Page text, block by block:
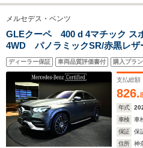
メルセデス・ベンツ
GLEクーペ 400 d 4マチック ス
4WD パノラミックSR/赤黒レザ
正ドラレコ前後付き
ディーラー保証 車両品質評価書付 購入プラ
支払総額
826.
年式
車検
車
保証
保
住所
神